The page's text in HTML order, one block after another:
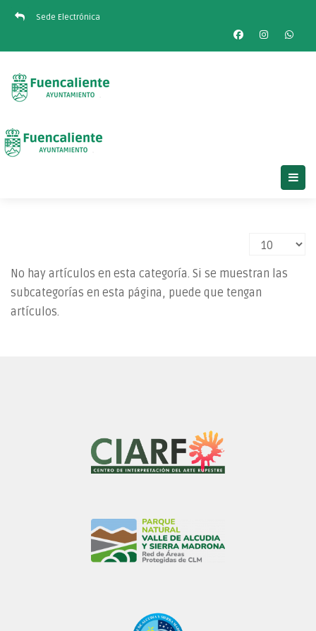
Sede Electrónica
Cantidad
No hay artículos en esta categoría. Si se muestran las
subcategorías en esta página, puede que tengan
artículos.